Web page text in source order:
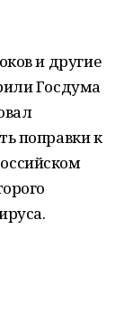
и другие
Госдума
поправки к